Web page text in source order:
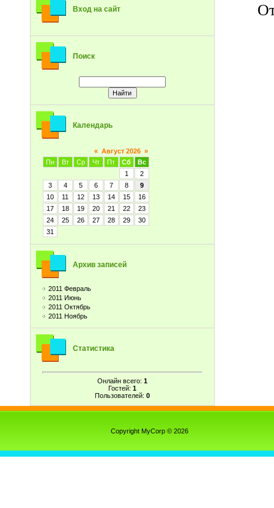
Вход на сайт
Поиск
Календарь
« Август 2026 »
Пн
Вт Ср Чт Пт Сб
Вс
1
2
3
4 5 6 7 8
9
10
11 12 13 14 15
16
17
18 19 20 21 22
23
24
25 26 27 28 29
30
31
Архив записей
2011 Февраль
2011 Июнь
2011 Октябрь
2011 Ноябрь
Статистика
Онлайн всего: 1
Гостей: 1
Пользователей: 0
Copyright MyCorp © 2026